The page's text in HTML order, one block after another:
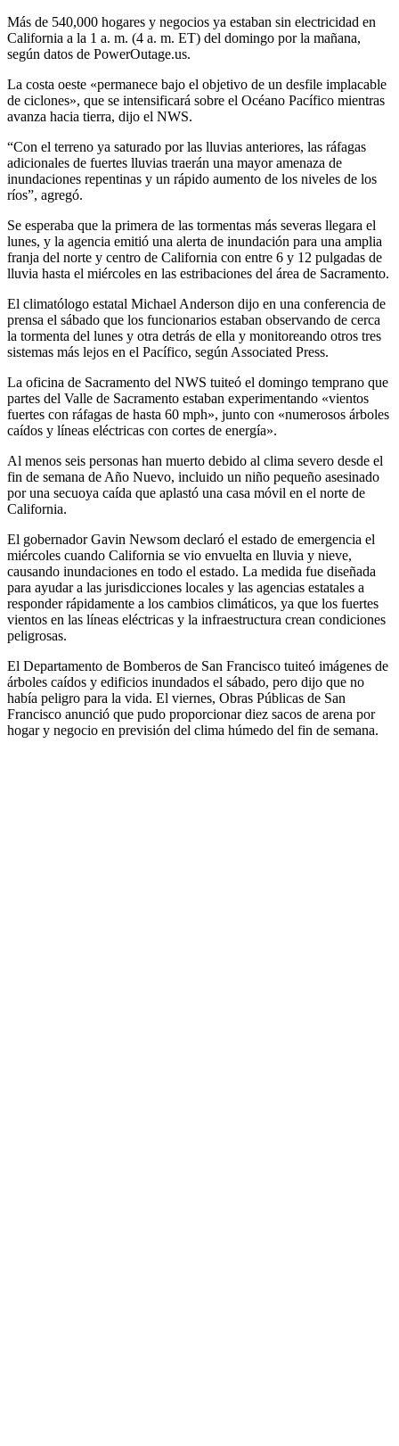
Más de 540,000 hogares y negocios ya estaban sin electricidad en
California a la 1 a. m. (4 a. m. ET) del domingo por la mañana,
según datos de PowerOutage.us.
La costa oeste «permanece bajo el objetivo de un desfile implacable
de ciclones», que se intensificará sobre el Océano Pacífico mientras
avanza hacia tierra, dijo el NWS.
“Con el terreno ya saturado por las lluvias anteriores, las ráfagas
adicionales de fuertes lluvias traerán una mayor amenaza de
inundaciones repentinas y un rápido aumento de los niveles de los
ríos”, agregó.
Se esperaba que la primera de las tormentas más severas llegara el
lunes, y la agencia emitió una alerta de inundación para una amplia
franja del norte y centro de California con entre 6 y 12 pulgadas de
lluvia hasta el miércoles en las estribaciones del área de Sacramento.
El climatólogo estatal Michael Anderson dijo en una conferencia de
prensa el sábado que los funcionarios estaban observando de cerca
la tormenta del lunes y otra detrás de ella y monitoreando otros tres
sistemas más lejos en el Pacífico, según Associated Press.
La oficina de Sacramento del NWS tuiteó el domingo temprano que
partes del Valle de Sacramento estaban experimentando «vientos
fuertes con ráfagas de hasta 60 mph», junto con «numerosos árboles
caídos y líneas eléctricas con cortes de energía».
Al menos seis personas han muerto debido al clima severo desde el
fin de semana de Año Nuevo, incluido un niño pequeño asesinado
por una secuoya caída que aplastó una casa móvil en el norte de
California.
El gobernador Gavin Newsom declaró el estado de emergencia el
miércoles cuando California se vio envuelta en lluvia y nieve,
causando inundaciones en todo el estado. La medida fue diseñada
para ayudar a las jurisdicciones locales y las agencias estatales a
responder rápidamente a los cambios climáticos, ya que los fuertes
vientos en las líneas eléctricas y la infraestructura crean condiciones
peligrosas.
El Departamento de Bomberos de San Francisco tuiteó imágenes de
árboles caídos y edificios inundados el sábado, pero dijo que no
había peligro para la vida. El viernes, Obras Públicas de San
Francisco anunció que pudo proporcionar diez sacos de arena por
hogar y negocio en previsión del clima húmedo del fin de semana.